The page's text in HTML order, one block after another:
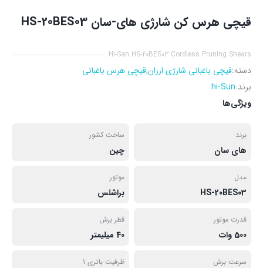
قیچی هرس کن شارژی های-سان HS-20BES03
Hi-San HS-20BES03 Cordless Pruning Shears
دسته:قیچی باغبانی شارژی ارزان,قیچی هرس باغبانی
برند:hi-Sun
ویژگی‌ها
برند
های سان
ساخت کشور
چین
مدل
HS-20BES03
موتور
براشلس
قدرت موتور
500 وات
قطر برش
40 میلیمتر
سرعت برش ظرفیت باتری 1